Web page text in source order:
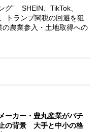
グ” SHEIN、TikTok、
トランプ関税の回避を狙
農業参入・土地取得への
ーカー・豊丸産業がパチ
の背景 大手と中小の格